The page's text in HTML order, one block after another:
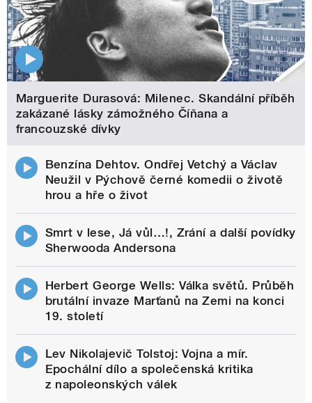
Marguerite Durasová: Milenec. Skandální příběh
zakázané lásky zámožného Číňana a
francouzské dívky
Benzína Dehtov. Ondřej Vetchý a Václav
Neužil v Pýchově černé komedii o životě
hrou a hře o život
Smrt v lese, Já vůl…!, Zrání a další povídky
Sherwooda Andersona
Herbert George Wells: Válka světů. Průběh
brutální invaze Marťanů na Zemi na konci
19. století
Lev Nikolajevič Tolstoj: Vojna a mír.
Epochální dílo a společenská kritika
z napoleonských válek